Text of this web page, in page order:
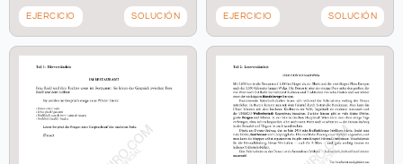
EJERCICIO SOLUCIÓN EJERCICIO SOLUCIÓN